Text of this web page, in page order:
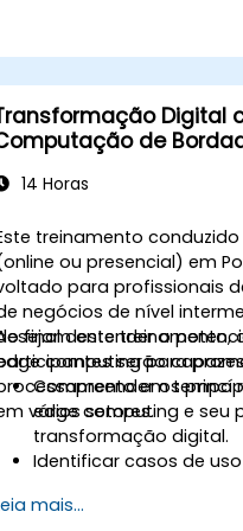
Digital
de
14 Horas
treinamento
ou presencial) em
para profissionais
negócios de nível
entender o
computing para
em tempo
vários setores.
final deste treinamento,
serão
Compreender os
edge computing e seu
transformação digital.
Identificar casos de
manufatura, logística e
mais...